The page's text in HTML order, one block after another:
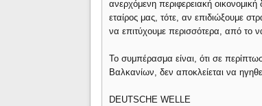
ανερχόμενη περιφερειακή
εταίρος μας, τότε, αν επιδιώξουμε
να επιτύχουμε περισσότερα, από το
Το συμπέρασμα είναι, ότι σε
Βαλκανίων, δεν αποκλείεται να
DEUTSCHE WELLE